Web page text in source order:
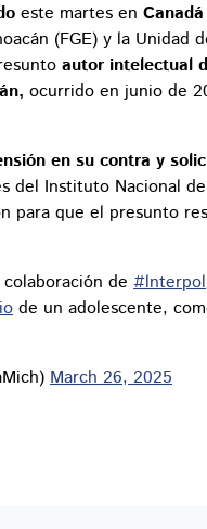
este martes en Canadá
(FGE) y la Unidad
autor intelectual
ocurrido en junio de
en su contra y
del Instituto Nacional
para que el presunto
de #lnterpol
de un adolescente,
March 26, 2025